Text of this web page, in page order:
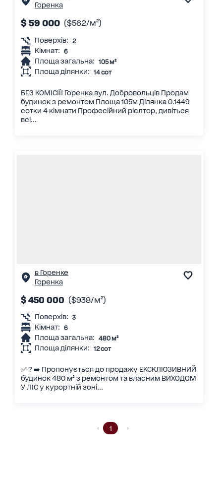
Горенка
$ 59 000 ($562/м²)
Поверхів: 2
Кімнат: 6
Площа загальна: 105 м²
Площа ділянки: 14 сот
БЕЗ КОМІСІЇ! Горенка вул. Добровольців Продам
будинок з ремонтом Площа 105м Ділянка 0.1449
сотки 4 кімнати Професійний рієлтор, дивіться
всі...
в Горенке
Горенка
$ 450 000 ($938/м²)
Поверхів: 3
Кімнат: 6
Площа загальна: 480 м²
Площа ділянки: 12 сот
✅ ? ➡️ Пропонується до продажу ЕКСКЛЮЗИВНИЙ
будинок 480 м² з ремонтом та власним ВИХОДОМ
У ЛІС у курортній зоні...
1